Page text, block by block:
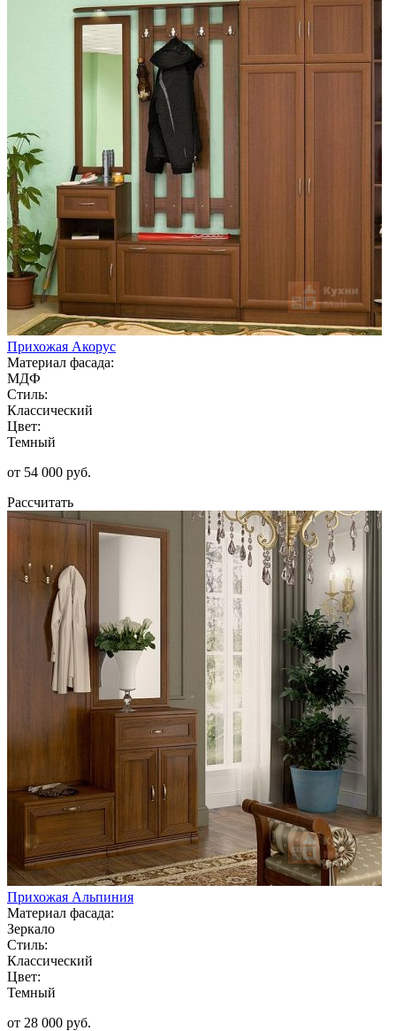
Прихожая Акорус
Материал фасада:
МДФ
Стиль:
Классический
Цвет:
Темный
от 54 000 руб.
Рассчитать
Прихожая Альпиния
Материал фасада:
Зеркало
Стиль:
Классический
Цвет:
Темный
от 28 000 руб.